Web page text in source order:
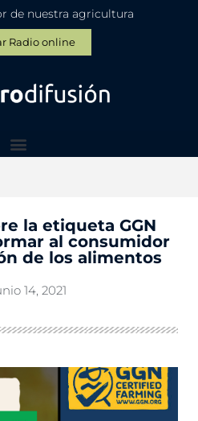
de nuestra agricultura
Radio online
la etiqueta GGN
al consumidor
de los alimentos
14, 2021